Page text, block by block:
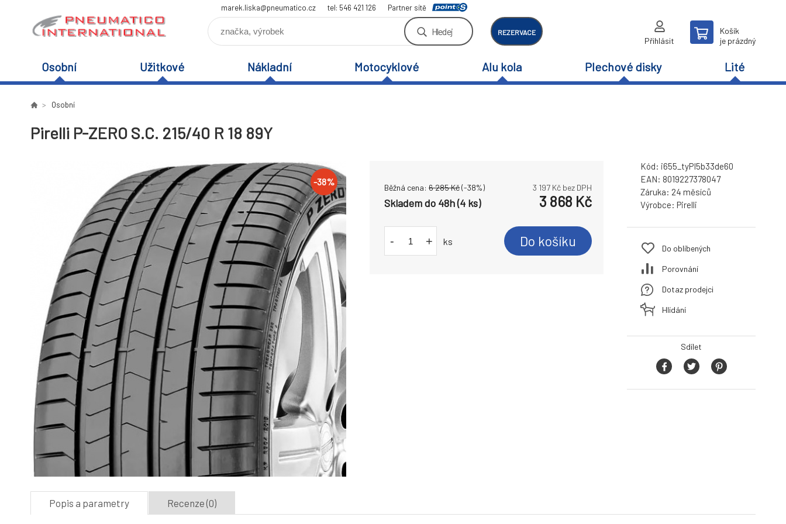
marek.liska@pneumatico.cz tel: 546 421 126 Partner sítě
Hledej REZERVACE
Přihlásit
Košík
je prázdný
Osobní Užitkové Nákladní Motocyklové Alu kola Plechové disky Lité
Osobní
Pirelli P-ZERO S.C. 215/40 R 18 89Y
-38%
Běžná cena: 6 285Kč(-38%) 3 197 Kč bez DPH
Skladem do 48h (4 ks) 3 868 Kč
- + ks Do košíku
Kód: i655_tyPI5b33de60
EAN: 8019227378047
Záruka: 24 měsíců
Výrobce: Pirelli
Do oblíbených
Porovnání
Dotaz prodejci
Hlídání
Sdílet
Popis a parametry Recenze (0)